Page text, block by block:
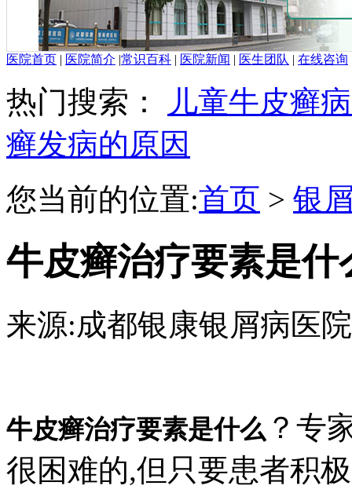
医院首页 | 医院简介 |常识百科 | 医院新闻 | 医生团队 | 在线咨询
热门搜索：
儿童牛皮癣
癣发病的原因
您当前的位置:首页 > 银
牛皮癣治疗要素是什
来源:成都银康银屑病医
牛皮癣治疗要素是什么 ？专
很困难的,但只要患者积